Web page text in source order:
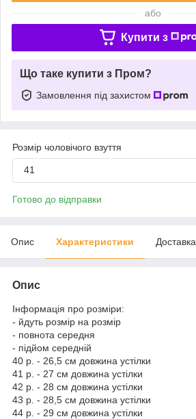
або
Купити з
Що таке купити з Пром?
Замовлення під захистом
Розмір чоловічого взуття
41
Готово до відправки
Опис Характеристики Доставка
Опис
Інформація про розміри:
- йдуть розмір на розмір
- повнота середня
- підйом середній
40 р. - 26,5 см довжина устілки
41 р. - 27 см довжина устілки
42 р. - 28 см довжина устілки
43 р. - 28,5 см довжина устілки
44 р. - 29 см довжина устілки